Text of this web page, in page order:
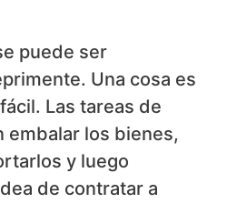
si serán
preciadas
…Leer más